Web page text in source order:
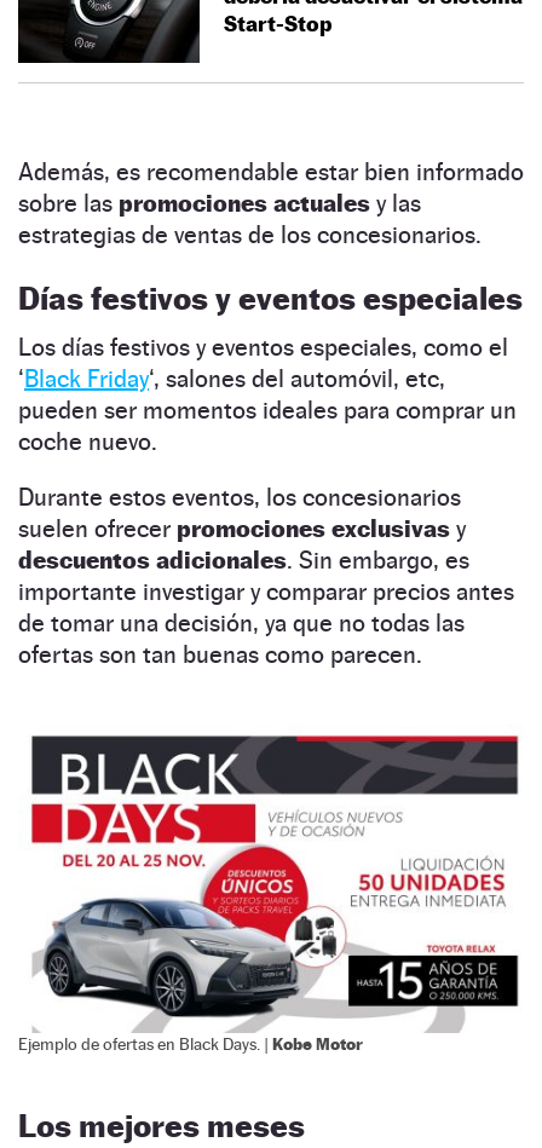
Start-Stop
Además, es recomendable estar bien informado
sobre las promociones actuales y las
estrategias de ventas de los concesionarios.
Días festivos y eventos especiales
Los días festivos y eventos especiales, como el
‘Black Friday‘, salones del automóvil, etc,
pueden ser momentos ideales para comprar un
coche nuevo.
Durante estos eventos, los concesionarios
suelen ofrecer promociones exclusivas y
descuentos adicionales. Sin embargo, es
importante investigar y comparar precios antes
de tomar una decisión, ya que no todas las
ofertas son tan buenas como parecen.
Ejemplo de ofertas en Black Days. | Kobe Motor
Los mejores meses